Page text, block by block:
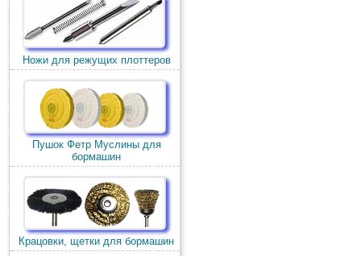
Ножи для режущих плоттеров
Пушок Фетр Муслины для
бормашин
Крацовки, щетки для бормашин